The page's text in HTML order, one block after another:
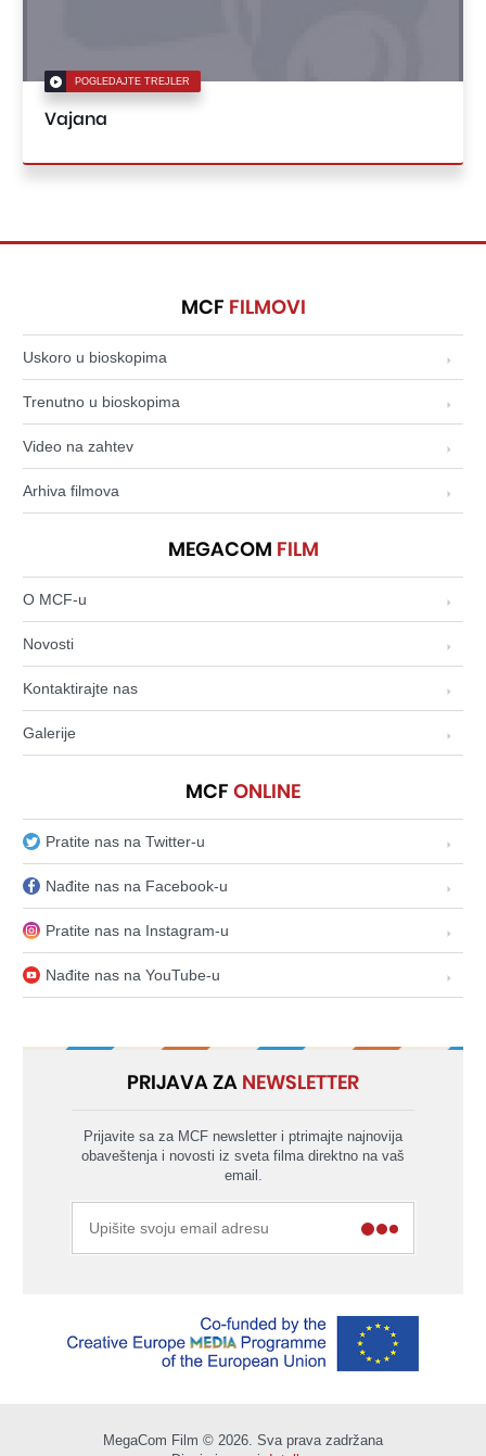
POGLEDAJTE TREJLER
Vajana
MCF FILMOVI
Uskoro u bioskopima
Trenutno u bioskopima
Video na zahtev
Arhiva filmova
MEGACOM FILM
O MCF-u
Novosti
Kontaktirajte nas
Galerije
MCF ONLINE
Pratite nas na Twitter-u
Nađite nas na Facebook-u
Pratite nas na Instagram-u
Nađite nas na YouTube-u
PRIJAVA ZA NEWSLETTER
Prijavite sa za MCF newsletter i ptrimajte najnovija
obaveštenja i novosti iz sveta filma direktno na vaš
email.
MegaCom Film © 2026. Sva prava zadržana